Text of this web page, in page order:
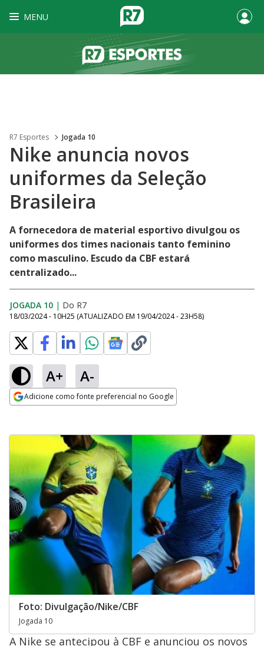
MENU
R7 Esportes Jogada 10
Nike anuncia novos
uniformes da Seleção
Brasileira
A fornecedora de material esportivo divulgou os
uniformes dos times nacionais tanto feminino
como masculino. Escudo da CBF estará
centralizado...
JOGADA 10 | Do R7
18/03/2024 - 10H25 (ATUALIZADO EM 19/04/2024 - 23H58)
A+ A-
Adicione como fonte preferencial no Google
Foto: Divulgação/Nike/CBF
Jogada 10
A Nike se antecipou à CBF e anunciou os novos